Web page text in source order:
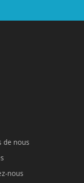
de nous
nous